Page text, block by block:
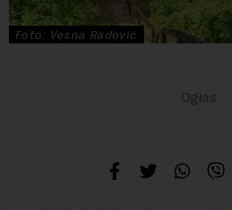
Foto: Vesna Radović